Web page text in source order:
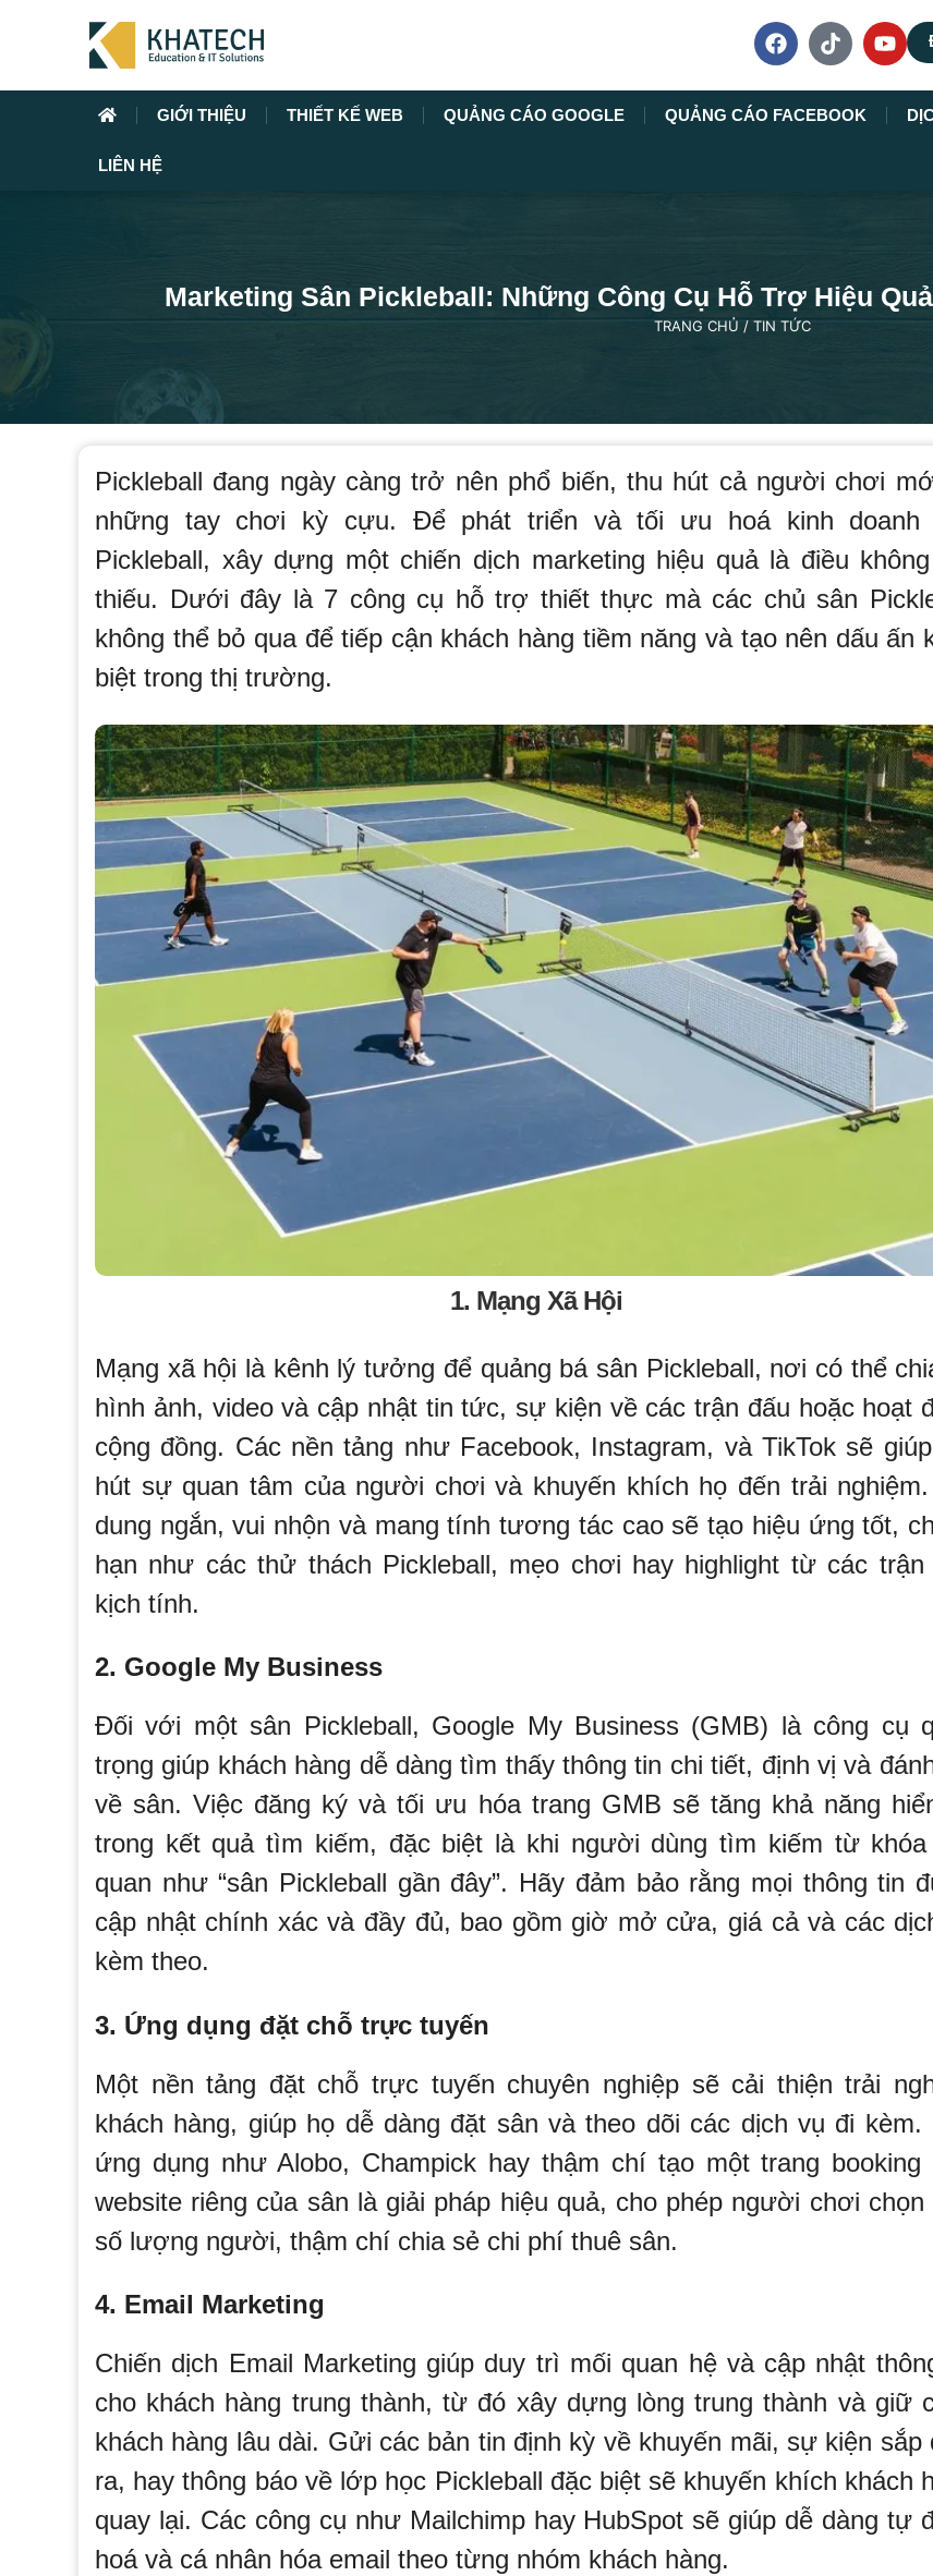
GIỚI THIỆU THIẾT KẾ WEB QUẢNG CÁO GOOGLE QUẢNG CÁO FACEBOOK
LIÊN HỆ
Marketing Sân Pickleball: Những Công Cụ Hỗ Trợ Hiệu
TRANG CHỦ / TIN TỨC
Pickleball đang ngày càng trở nên phổ biến, thu hút cả người chơi
những tay chơi kỳ cựu. Để phát triển và tối ưu hoá kinh doanh
Pickleball, xây dựng một chiến dịch marketing hiệu quả là điều
thiếu. Dưới đây là 7 công cụ hỗ trợ thiết thực mà các chủ sân
không thể bỏ qua để tiếp cận khách hàng tiềm năng và tạo nên dấu ấn
biệt trong thị trường.
1. Mạng Xã Hội
Mạng xã hội là kênh lý tưởng để quảng bá sân Pickleball, nơi có thể
hình ảnh, video và cập nhật tin tức, sự kiện về các trận đấu hoặc hoạt
cộng đồng. Các nền tảng như Facebook, Instagram, và TikTok sẽ
hút sự quan tâm của người chơi và khuyến khích họ đến trải
dung ngắn, vui nhộn và mang tính tương tác cao sẽ tạo hiệu ứng tốt,
hạn như các thử thách Pickleball, mẹo chơi hay highlight từ các trận
kịch tính.
2. Google My Business
Đối với một sân Pickleball, Google My Business (GMB) là công cụ
trọng giúp khách hàng dễ dàng tìm thấy thông tin chi tiết, định vị và
về sân. Việc đăng ký và tối ưu hóa trang GMB sẽ tăng khả năng
trong kết quả tìm kiếm, đặc biệt là khi người dùng tìm kiếm từ khóa
quan như “sân Pickleball gần đây”. Hãy đảm bảo rằng mọi thông tin
cập nhật chính xác và đầy đủ, bao gồm giờ mở cửa, giá cả và các
kèm theo.
3. Ứng dụng đặt chỗ trực tuyến
Một nền tảng đặt chỗ trực tuyến chuyên nghiệp sẽ cải thiện trải
khách hàng, giúp họ dễ dàng đặt sân và theo dõi các dịch vụ đi kèm.
ứng dụng như Alobo, Champick hay thậm chí tạo một trang booking
website riêng của sân là giải pháp hiệu quả, cho phép người chơi chọn
số lượng người, thậm chí chia sẻ chi phí thuê sân.
4. Email Marketing
Chiến dịch Email Marketing giúp duy trì mối quan hệ và cập nhật
cho khách hàng trung thành, từ đó xây dựng lòng trung thành và giữ
khách hàng lâu dài. Gửi các bản tin định kỳ về khuyến mãi, sự kiện sắp
ra, hay thông báo về lớp học Pickleball đặc biệt sẽ khuyến khích khách
quay lại. Các công cụ như Mailchimp hay HubSpot sẽ giúp dễ dàng tự
hoá và cá nhân hóa email theo từng nhóm khách hàng.